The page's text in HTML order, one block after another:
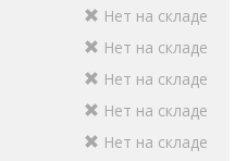
Нет на складе
Нет на складе
Нет на складе
Нет на складе
Нет на складе